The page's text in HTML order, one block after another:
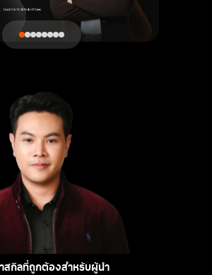
กิลที่ถูกต้องสำหรับผู้นำ